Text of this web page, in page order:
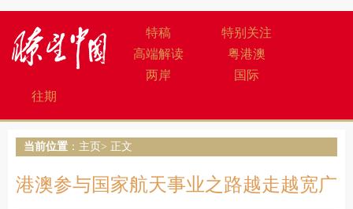
特稿
特别关注
高端解读
粤港澳
两岸
国际
往期
当前位置 ： 主页 > 正文
港澳参与国家航天事业之路越走越宽广